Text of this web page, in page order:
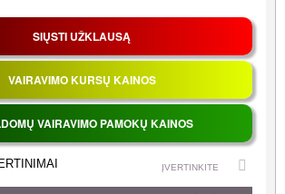
SIŲSTI UŽKLAUSĄ
VAIRAVIMO KURSŲ KAINOS
VAIRAVIMO PAMOKŲ KAINOS
ĮVERTINKITE